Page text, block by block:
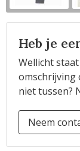
Heb je
Wellicht
omschrijving
niet tussen?
Neem